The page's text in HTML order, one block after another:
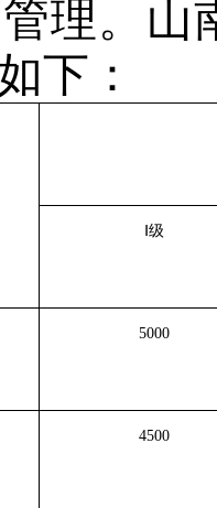
理。山
下：
Ⅰ级
5000
4500